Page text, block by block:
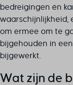
bedreigingen én
waarschijnlijkheid,
om ermee om te
bijgehouden in
bijgewerkt.
Wat zijn de